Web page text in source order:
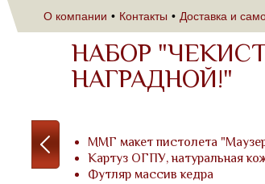
О компании Контакты Доставка и
НАБОР
НАГРАДНОЙ!"
ММГ макет пистолета
Картуз ОГПУ, натуральная
Футляр массив кедра